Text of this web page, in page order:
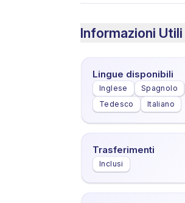
Informazioni Utili
Lingue disponibili
Inglese Spagnolo
Tedesco
Italiano
Trasferimenti
Inclusi